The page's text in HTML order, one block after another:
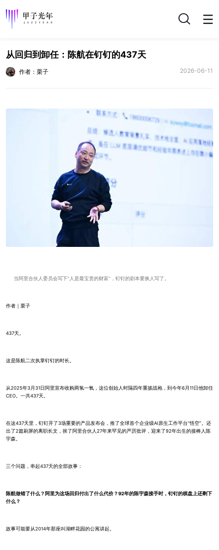
搜索
从回归到卸任：陈航在钉钉的437天
作者：栗子 2026-06-11
当阿里合伙人委员会写下“人是最宝贵的财富”，钉钉的剧本要换人写了。
作者｜栗子
437天。
这是陈航二次执掌钉钉的时长。
从2025年3月31日阿里宣布收购两氢一氧，这位创始人时隔四年重披战袍，到今年6月11日他卸任
CEO。一共437天。
在这437天里，钉钉开了3场重要的产品发布会，推了全球首个企业级AI原生工作平台“悟空”。还
出了2篇刷屏的离职长文，挨了阿里合伙人27年来罕见的严厉批评，迎来了92年出生的接棒人陈
宇森。
三个问题，串起437天的全部故事：
陈航做错了什么？阿里为这场回归付出了什么代价？92年的陈宇森接手时，钉钉的棋盘上还剩下
什么？
故事可能要从2014年那座叫湖畔花园的公寓讲起。